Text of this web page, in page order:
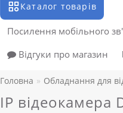
Каталог товарів
Посилення мобільного
Відгуки про магазин
Головна Обладнання для
IP